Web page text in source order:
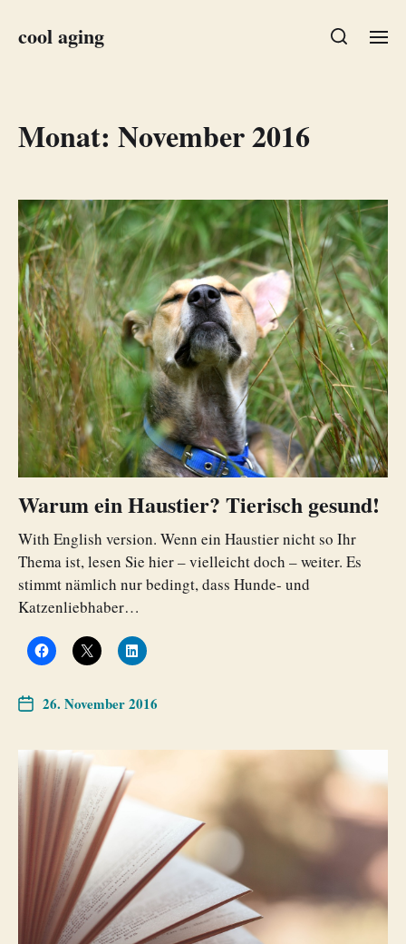
cool aging
Monat: November 2016
Warum ein Haustier? Tierisch gesund!
With English version. Wenn ein Haustier nicht so Ihr
Thema ist, lesen Sie hier – vielleicht doch – weiter. Es
stimmt nämlich nur bedingt, dass Hunde- und
Katzenliebhaber…
26. November 2016